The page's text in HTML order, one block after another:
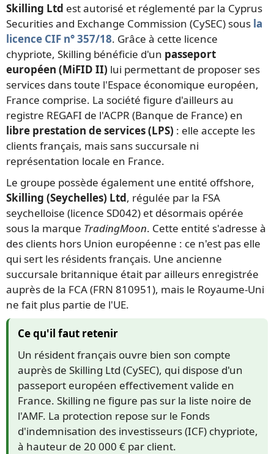
Skilling Ltd est autorisé et réglementé par la Cyprus
Securities and Exchange Commission (CySEC) sous la
licence CIF n° 357/18. Grâce à cette licence
chypriote, Skilling bénéficie d'un passeport
européen (MiFID II) lui permettant de proposer ses
services dans toute l'Espace économique européen,
France comprise. La société figure d'ailleurs au
registre REGAFI de l'ACPR (Banque de France) en
libre prestation de services (LPS) : elle accepte les
clients français, mais sans succursale ni
représentation locale en France.
Le groupe possède également une entité offshore,
Skilling (Seychelles) Ltd, régulée par la FSA
seychelloise (licence SD042) et désormais opérée
sous la marque TradingMoon. Cette entité s'adresse à
des clients hors Union européenne : ce n'est pas elle
qui sert les résidents français. Une ancienne
succursale britannique était par ailleurs enregistrée
auprès de la FCA (FRN 810951), mais le Royaume-Uni
ne fait plus partie de l'UE.
Ce qu'il faut retenir
Un résident français ouvre bien son compte
auprès de Skilling Ltd (CySEC), qui dispose d'un
passeport européen effectivement valide en
France. Skilling ne figure pas sur la liste noire de
l'AMF. La protection repose sur le Fonds
d'indemnisation des investisseurs (ICF) chypriote,
à hauteur de 20 000 € par client.